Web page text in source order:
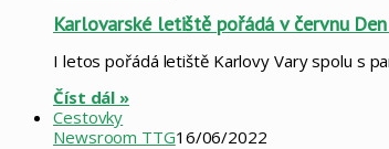
Karlovarské letiště pořádá v červnu
I letos pořádá letiště Karlovy Vary spolu s
Číst dál »
Cestovky
Newsroom TTG16/06/2022